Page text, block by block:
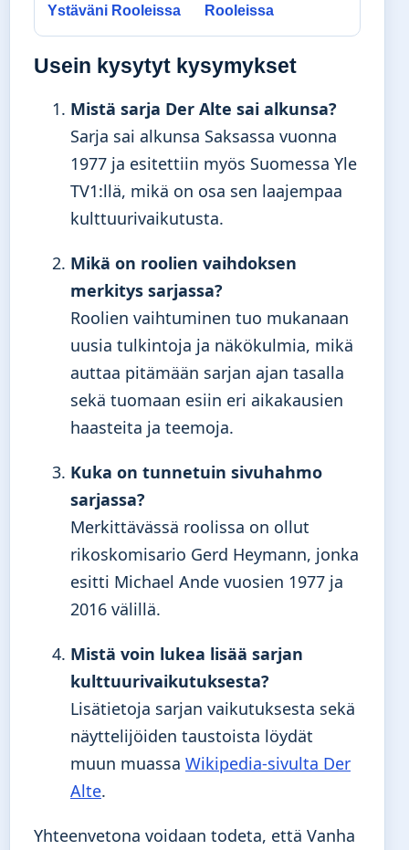
Ystäväni Rooleissa Rooleissa
Usein kysytyt kysymykset
Mistä sarja Der Alte sai alkunsa?
Sarja sai alkunsa Saksassa vuonna
1977 ja esitettiin myös Suomessa Yle
TV1:llä, mikä on osa sen laajempaa
kulttuurivaikutusta.
Mikä on roolien vaihdoksen
merkitys sarjassa?
Roolien vaihtuminen tuo mukanaan
uusia tulkintoja ja näkökulmia, mikä
auttaa pitämään sarjan ajan tasalla
sekä tuomaan esiin eri aikakausien
haasteita ja teemoja.
Kuka on tunnetuin sivuhahmo
sarjassa?
Merkittävässä roolissa on ollut
rikoskomisario Gerd Heymann, jonka
esitti Michael Ande vuosien 1977 ja
2016 välillä.
Mistä voin lukea lisää sarjan
kulttuurivaikutuksesta?
Lisätietoja sarjan vaikutuksesta sekä
näyttelijöiden taustoista löydät
muun muassa Wikipedia-sivulta Der
Alte.
Yhteenvetona voidaan todeta, että Vanha